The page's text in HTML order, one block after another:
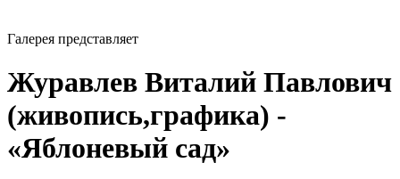
Галерея представляет
Журавлев Виталий Павлович
(живопись,графика) -
«Яблоневый сад»